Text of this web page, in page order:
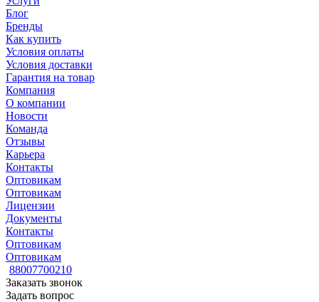
Блог
Бренды
Как купить
Условия оплаты
Условия доставки
Гарантия на товар
Компания
О компании
Новости
Команда
Отзывы
Карьера
Контакты
Оптовикам
Оптовикам
Лицензии
Документы
Контакты
Оптовикам
Оптовикам
88007700210
Заказать звонок
Задать вопрос